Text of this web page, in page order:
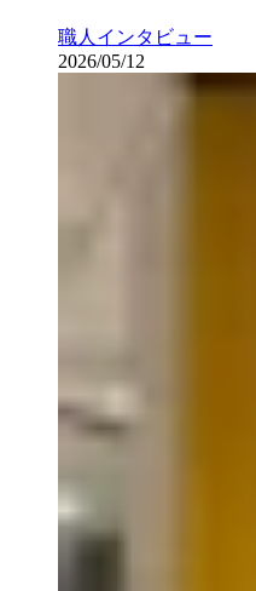
職人インタビュー
2026/05/12